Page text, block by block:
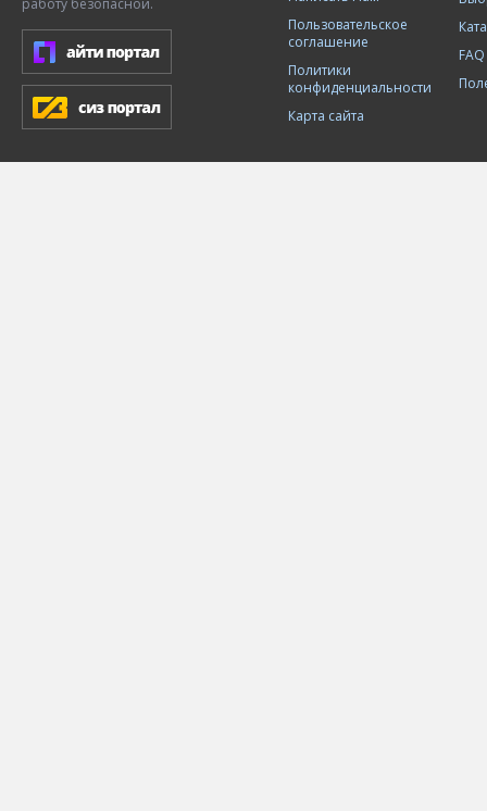
работу безопасной.
Пользовательское
соглашение
Политики
конфиденциальности
Карта сайта
FAQ